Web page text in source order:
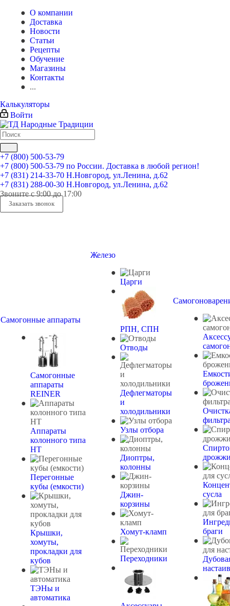
О компании
Доставка
Новости
Статьи
Рецепты
Обучение
Магазины
Контакты
...
Калькуляторы
Войти
+7 (800) 500-53-79
+7 (800) 500-53-79 по России. Доставка в любой регион!
+7 (831) 214-33-70 Н.Новгород, ул.Ленина, д.62
+7 (831) 288-00-30 Н.Новгород, ул.Ленина, д.62
Звоните с 9:00 до 17:00
Заказать звонок
Самогонные аппараты
Самогонные
аппараты
REINER
Аппараты
колонного типа
НТ
Перегонные
кубы (емкости)
Крышки,
хомуты,
прокладки для
кубов
ТЭНы и
автоматика
Железо
Царги
РПН, СПН
Отводы
Дефлегматоры
и
холодильники
Узлы отбора
Диоптры,
колонны
Джин-
корзины
Хомут-кламп
Переходники
сусла
браги